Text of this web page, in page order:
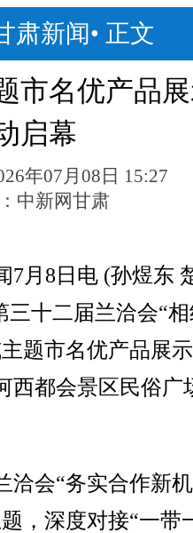
肃新闻• 正文
市名优产品
启幕
年07月08日 15:27
中新网甘肃
8日电 (孙煜东
三十二届兰洽会“
题市名优产品展
西都会景区民俗广
会“务实合作新
，深度对接“一带